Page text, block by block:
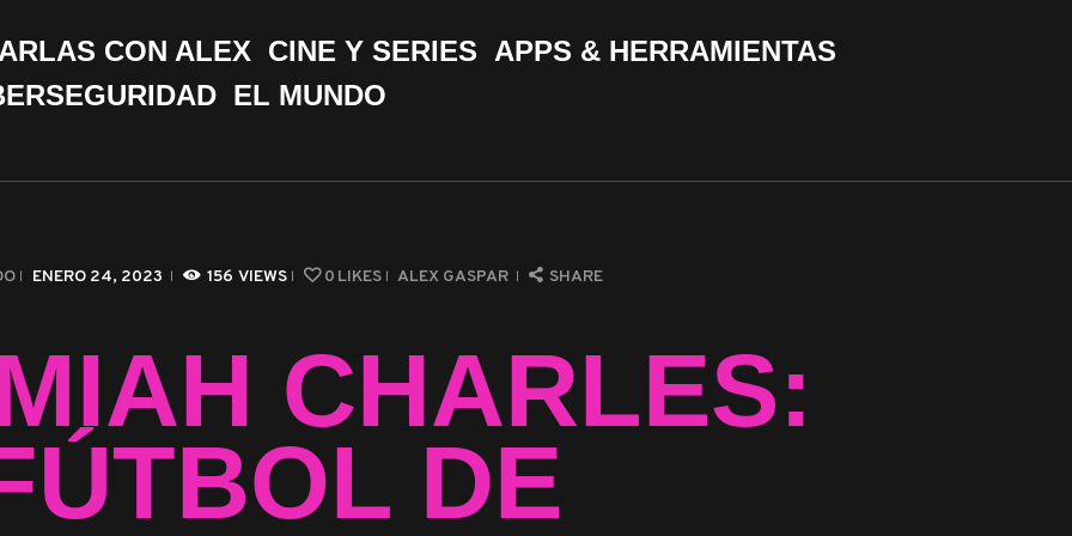
CON ALEX CINE Y SERIES
APPS & HERRAMIENTAS
EL MUNDO
ENERO 24, 2023 156 VIEWS 0 LIKES ALEX GASPAR SHARE
CHARLES:
DE
CHARLAS CON ALEX
CINE Y SERIES
CIBERSEGURIDAD